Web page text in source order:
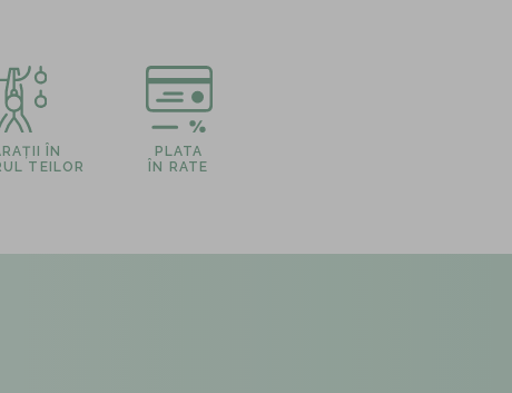
ÎN
TEILOR
PLATA
ÎN RATE